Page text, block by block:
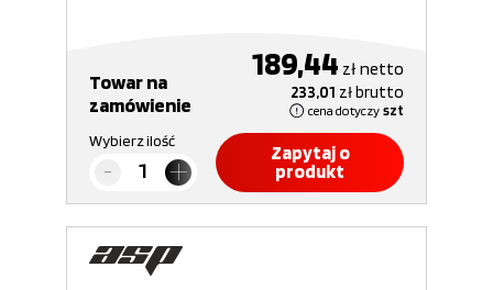
Towar na
zamówienie
189,44 złnetto
233,01 złbrutto
cena dotyczy szt
Wybierz ilość
Zapytaj o
produkt